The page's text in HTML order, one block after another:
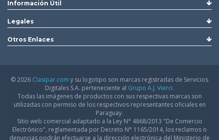
Información Útil
Legales
Otros Enlaces
© 2026 Clasipar.com y su logotipo son marcas registradas de Servicios
Digitales S.A. perteneciente al Grupo A.J. Vierci.
Todas las imágenes de productos con sus respectivas marcas son
utilizadas con permiso de los respectivos representantes oficiales en
Paraguay.
Sitio web comercial adaptado a la Ley N° 4868/2013 "De Comercio
Electrónico", reglamentada por Decreto N° 1165/2014, los reclamos o
denuncias podrán efectuarse a la dirección electrónica del Ministerio de